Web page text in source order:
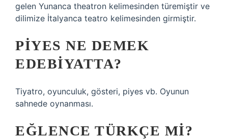
gelen Yunanca theatron kelimesinden türemiştir ve
dilimize İtalyanca teatro kelimesinden girmiştir.
PIYES NE DEMEK
EDEBIYATTA?
Tiyatro, oyunculuk, gösteri, piyes vb. Oyunun
sahnede oynanması.
EĞLENCE TÜRKÇE MI?